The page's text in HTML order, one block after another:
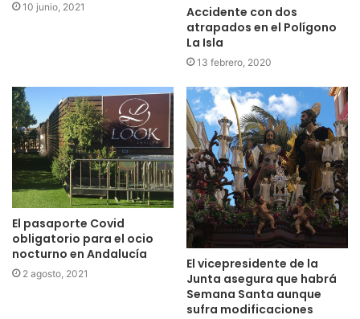
10 junio, 2021
Accidente con dos
atrapados en el Polígono
La Isla
13 febrero, 2020
El pasaporte Covid
obligatorio para el ocio
nocturno en Andalucía
2 agosto, 2021
El vicepresidente de la
Junta asegura que habrá
Semana Santa aunque
sufra modificaciones